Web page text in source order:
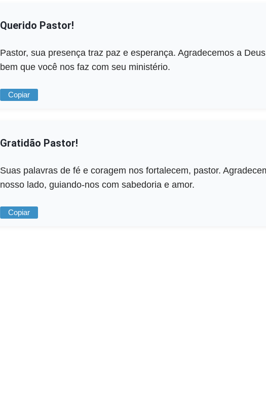
Querido Pastor!
Pastor, sua presença traz paz e esperança. Agradecemos a
bem que você nos faz com seu ministério.
Copiar
Gratidão Pastor!
Suas palavras de fé e coragem nos fortalecem, pastor.
nosso lado, guiando-nos com sabedoria e amor.
Copiar